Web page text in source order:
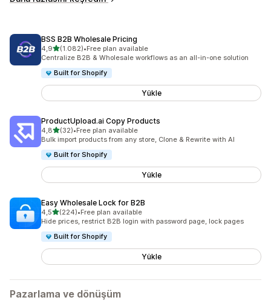
BSS B2B Wholesale Pricing
4,95 yıldız üzerinden
(1.082)
toplam 1082 değerlendirme
•Free plan available
Centralize B2B & Wholesale workflows as an all-in-one solution
Built for Shopify
Yükle
ProductUpload.ai Copy Products
4,85 yıldız üzerinden
(32)
toplam 32 değerlendirme
•Free plan available
Bulk import products from any store, Clone & Rewrite with AI
Built for Shopify
Yükle
Easy Wholesale Lock for B2B
4,55 yıldız üzerinden
(224)
toplam 224 değerlendirme
•Free plan available
Hide prices, restrict B2B login with password page, lock pages
Built for Shopify
Yükle
Pazarlama ve dönüşüm